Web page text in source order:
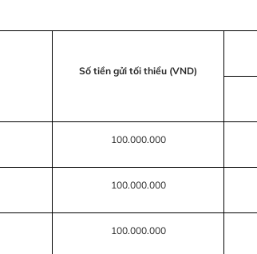
Số tiền gửi tối thiểu (VND)
100.000.000
100.000.000
100.000.000